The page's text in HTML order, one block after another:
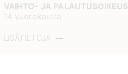
VAIHTO- JA PALAUTUSOIKEUS
14 vuorokautta
LISÄTIETOJA